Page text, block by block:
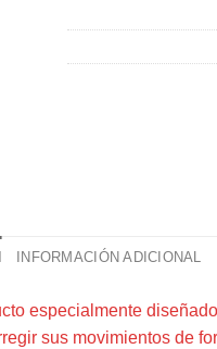
INFORMACIÓN ADICIONAL
especialmente
sus movimientos de